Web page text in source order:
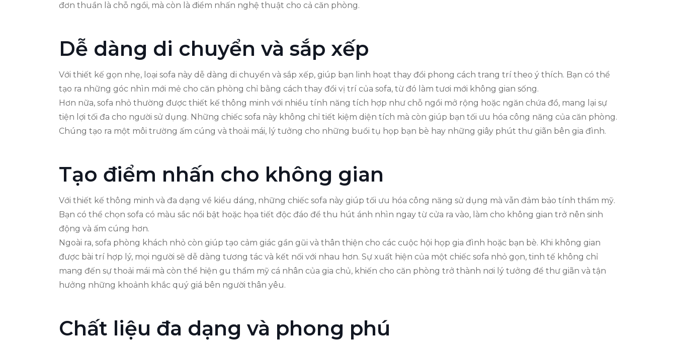
đơn thuần là chỗ ngồi, mà còn là điểm nhấn nghệ thuật cho cả căn phòng.
Dễ dàng di chuyển và sắp xếp
Với thiết kế gọn nhẹ, loại sofa này dễ dàng di chuyển và sắp xếp, giúp bạn linh hoạt thay đổi phong cách trang trí theo ý thích. Bạn có thể
tạo ra những góc nhìn mới mẻ cho căn phòng chỉ bằng cách thay đổi vị trí của sofa, từ đó làm tươi mới không gian sống.
Hơn nữa, sofa nhỏ thường được thiết kế thông minh với nhiều tính năng tích hợp như chỗ ngồi mở rộng hoặc ngăn chứa đồ, mang lại sự
tiện lợi tối đa cho người sử dụng. Những chiếc sofa này không chỉ tiết kiệm diện tích mà còn giúp bạn tối ưu hóa công năng của căn phòng.
Chúng tạo ra một môi trường ấm cúng và thoải mái, lý tưởng cho những buổi tụ họp bạn bè hay những giây phút thư giãn bên gia đình.
Tạo điểm nhấn cho không gian
Với thiết kế thông minh và đa dạng về kiểu dáng, những chiếc sofa này giúp tối ưu hóa công năng sử dụng mà vẫn đảm bảo tính thẩm mỹ.
Bạn có thể chọn sofa có màu sắc nổi bật hoặc họa tiết độc đáo để thu hút ánh nhìn ngay từ cửa ra vào, làm cho không gian trở nên sinh
động và ấm cúng hơn.
Ngoài ra, sofa phòng khách nhỏ còn giúp tạo cảm giác gần gũi và thân thiện cho các cuộc hội họp gia đình hoặc bạn bè. Khi không gian
được bài trí hợp lý, mọi người sẽ dễ dàng tương tác và kết nối với nhau hơn. Sự xuất hiện của một chiếc sofa nhỏ gọn, tinh tế không chỉ
mang đến sự thoải mái mà còn thể hiện gu thẩm mỹ cá nhân của gia chủ, khiến cho căn phòng trở thành nơi lý tưởng để thư giãn và tận
hưởng những khoảnh khắc quý giá bên người thân yêu.
Chất liệu đa dạng và phong phú